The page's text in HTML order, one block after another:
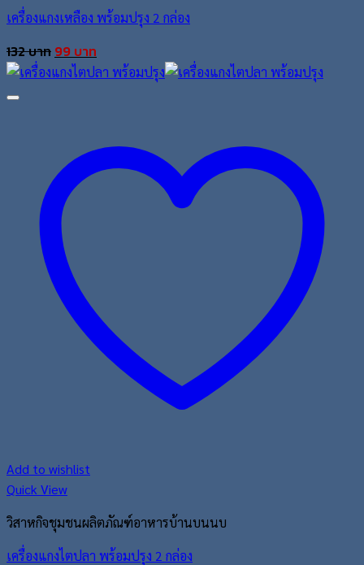
เครื่องแกงเหลือง พร้อมปรุง 2 กล่อง
132บาท Original
price
99 บาท
price
Add to wishlist
Quick View
วิสาหกิจชุมชนผลิตภัณฑ์อาหารบ้านบนนบ
เครื่องแกงไตปลา พร้อมปรุง 2 กล่อง